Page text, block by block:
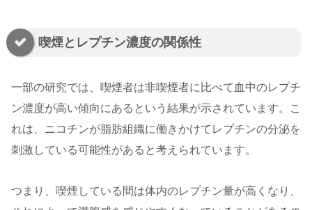
喫煙とレプチン濃度の関係性
一部の研究では、喫煙者は非喫煙者に比べて血中のレプチ
ン濃度が高い傾向にあるという結果が示されています。こ
れは、ニコチンが脂肪組織に働きかけてレプチンの分泌を
刺激している可能性があると考えられています。
つまり、喫煙している間は体内のレプチン量が高くなり、